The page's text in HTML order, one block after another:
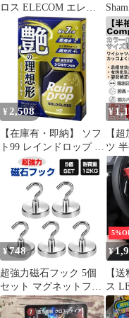
ロス ELECOM エレコ
ム KCT-007GY 【普
通郵便にて5営業日以内
発送】
¥ 2,508
【在庫有・即納】 ソフ
ト99 レインドロップ ゴ
ールドグロス 400ml
SOFT99 洗車 コーティ
ング剤 ボディ ガラス
撥水 拭き上げ用クロス
付き 00539
¥
【
ツ 半袖
ナー
エッ
ツ
め
¥748
超強力磁石フック 5個
セット マグネットフッ
ク 耐荷重12kg 磁気吸着
MFE20S5
¥
【
ス
イク
タオ